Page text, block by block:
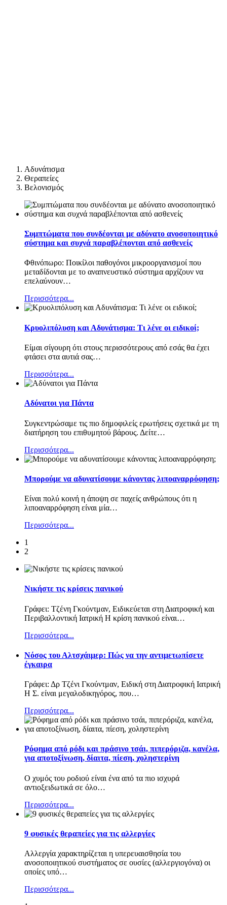
Αδυνάτισμα
Θεραπείες
Βελονισμός
Συμπτώματα που συνδέονται με αδύνατο ανοσοποιητικό
σύστημα και συχνά παραβλέπονται από ασθενείς
Φθινόπωρο: Ποικίλοι παθογόνοι μικροοργανισμοί που
μεταδίδονται με το αναπνευστικό σύστημα αρχίζουν να
επελαύνουν…
Περισσότερα...
Κρυολιπόλυση και Αδυνάτισμα: Τι λένε οι ειδικοί;
Είμαι σίγουρη ότι στους περισσότερους από εσάς θα έχει
φτάσει στα αυτιά σας…
Περισσότερα...
Αδύνατοι για Πάντα
Συγκεντρώσαμε τις πιο δημοφιλείς ερωτήσεις σχετικά με τη
διατήρηση του επιθυμητού βάρους. Δείτε…
Περισσότερα...
Μπορούμε να αδυνατίσουμε κάνοντας λιποαναρρόφηση;
Είναι πολύ κοινή η άποψη σε παχείς ανθρώπους ότι η
λιποαναρρόφηση είναι μία…
Περισσότερα...
1
2
Νικήστε τις κρίσεις πανικού
Γράφει: Τζένη Γκούντμαν, Ειδικεύεται στη Διατροφική και
Περιβαλλοντική Ιατρική Η κρίση πανικού είναι…
Περισσότερα...
Nόσος του Αλτσχάιμερ: Πώς να την αντιμετωπίσετε
έγκαιρα
Γράφει: Δρ Τζένι Γκούντμαν, Ειδική στη Διατροφική Ιατρική
Η Σ. είναι μεγαλοδικηγόρος, που…
Περισσότερα...
Ρόφημα από ρόδι και πράσινο τσάι, πιπερόριζα, κανέλα,
για αποτοξίνωση, δίαιτα, πίεση, χοληστερίνη
Ο χυμός του ροδιού είναι ένα από τα πιο ισχυρά
αντιοξειδωτικά σε όλο…
Περισσότερα...
9 φυσικές θεραπείες για τις αλλεργίες
Αλλεργία χαρακτηρίζεται η υπερευαισθησία του
ανοσοποιητικού συστήματος σε ουσίες (αλλεργιογόνα) οι
οποίες υπό…
Περισσότερα...